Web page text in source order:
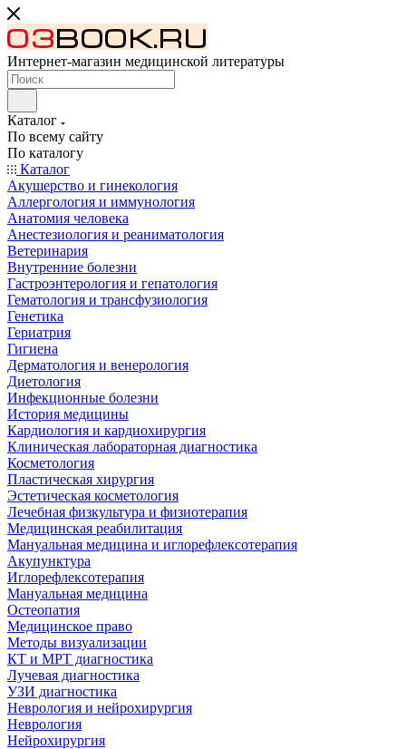
Интернет-магазин медицинской литературы
Каталог
По всему сайту
По каталогу
Каталог
Акушерство и гинекология
Аллергология и иммунология
Анатомия человека
Анестезиология и реаниматология
Ветеринария
Внутренние болезни
Гастроэнтерология и гепатология
Гематология и трансфузиология
Генетика
Гериатрия
Гигиена
Дерматология и венерология
Диетология
Инфекционные болезни
История медицины
Кардиология и кардиохирургия
Клиническая лабораторная диагностика
Косметология
Пластическая хирургия
Эстетическая косметология
Лечебная физкультура и физиотерапия
Медицинская реабилитация
Мануальная медицина и иглорефлексотерапия
Акупунктура
Иглорефлексотерапия
Мануальная медицина
Остеопатия
Медицинское право
Методы визуализации
КТ и МРТ диагностика
Лучевая диагностика
УЗИ диагностика
Неврология и нейрохирургия
Неврология
Нейрохирургия